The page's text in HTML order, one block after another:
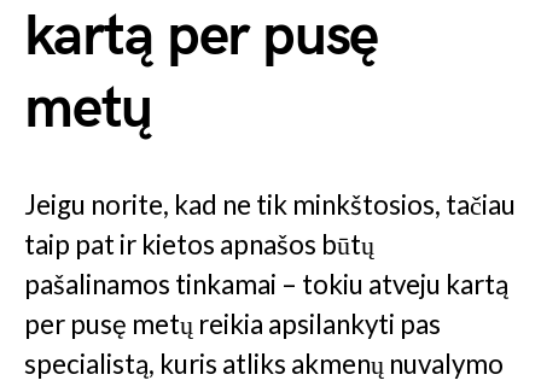
kartą per pusę
metų
Jeigu norite, kad ne tik minkštosios, tačiau
taip pat ir kietos apnašos būtų
pašalinamos tinkamai – tokiu atveju kartą
per pusę metų reikia apsilankyti pas
specialistą, kuris atliks akmenų nuvalymo